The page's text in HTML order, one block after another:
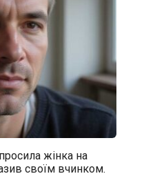
жінка на
своїм вчинком.